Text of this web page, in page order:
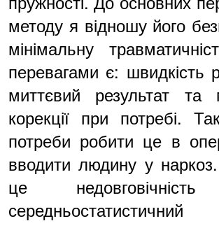
методу я відношу його
мінімальну
перевагами є: швидкість
миттєвий результат та
корекції при потребі.
потреби робити це в
вводити людину у наркоз.
це